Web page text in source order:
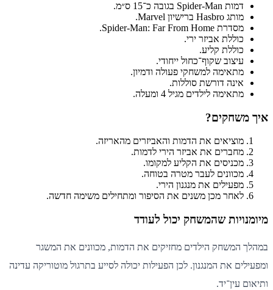
דמות Spider-Man בגובה כ־15 ס״מ.
מותג Hasbro ברישיון Marvel.
מסדרת Spider-Man: Far From Home.
כוללת אביזר ירי.
כוללת קליע.
עיצוב שקוף־כחול ייחודי.
מתאימה למשחקי פעולה ודמיון.
אינה דורשת סוללות.
מתאימה לילדים מגיל 4 ומעלה.
איך משחקים?
מוציאים את הדמות והאביזרים מהאריזה.
מחברים את אביזר הירי לדמות.
מכניסים את הקליע למקומו.
מכוונים לעבר מטרה בטוחה.
מפעילים את מנגנון הירי.
לאחר מכן משנים את הסיפור ומתחילים משימה חדשה.
מיומנויות שהמשחק יכול לעודד
במהלך המשחק הילדים מחזיקים את הדמות, מכוונים את המשגר
ומפעילים את המנגנון. לכן הפעילות יכולה לסייע בתרגול מוטוריקה עדינה
ותיאום עין־יד.